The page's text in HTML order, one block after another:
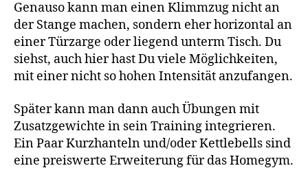
Genauso kann man einen Klimmzug nicht an
der Stange machen, sondern eher horizontal an
einer Türzarge oder liegend unterm Tisch. Du
siehst, auch hier hast Du viele Möglichkeiten,
mit einer nicht so hohen Intensität anzufangen.
Später kann man dann auch Übungen mit
Zusatzgewichte in sein Training integrieren.
Ein Paar Kurzhanteln und/oder Kettlebells sind
eine preiswerte Erweiterung für das Homegym.